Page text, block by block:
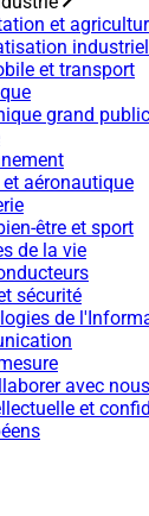
et
et transport
grand public
et aéronautique
être et sport
de la vie
sécurité
de
avec nous
et